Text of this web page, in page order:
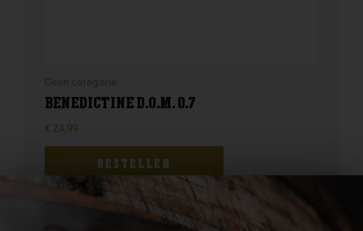
BENEDICTINE D.O.M. 0.7
€ 24,99
BESTELLEN